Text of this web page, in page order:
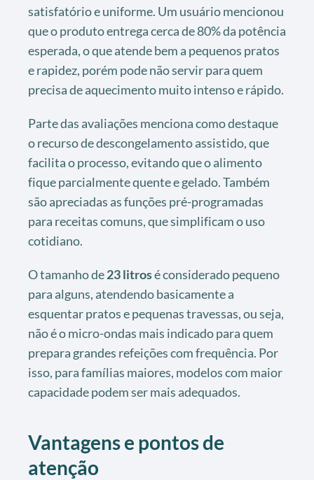
satisfatório e uniforme. Um usuário mencionou
que o produto entrega cerca de 80% da potência
esperada, o que atende bem a pequenos pratos
e rapidez, porém pode não servir para quem
precisa de aquecimento muito intenso e rápido.
Parte das avaliações menciona como destaque
o recurso de descongelamento assistido, que
facilita o processo, evitando que o alimento
fique parcialmente quente e gelado. Também
são apreciadas as funções pré-programadas
para receitas comuns, que simplificam o uso
cotidiano.
O tamanho de23 litrosé considerado pequeno
para alguns, atendendo basicamente a
esquentar pratos e pequenas travessas, ou seja,
não é o micro-ondas mais indicado para quem
prepara grandes refeições com frequência. Por
isso, para famílias maiores, modelos com maior
capacidade podem ser mais adequados.
Vantagens e pontos de
atenção